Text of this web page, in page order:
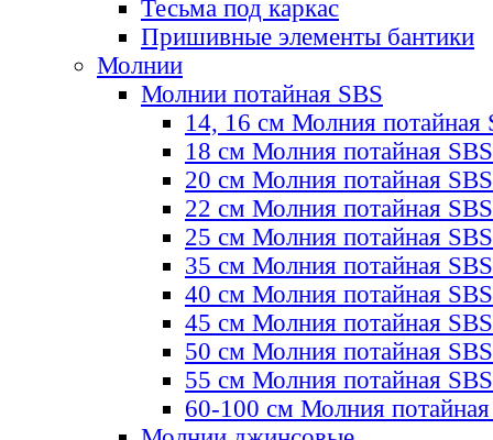
Тесьма под каркас
Пришивные элементы бантики
Молнии
Молнии потайная SBS
14, 16 см Молния потайная
18 см Молния потайная SBS
20 см Молния потайная SBS
22 см Молния потайная SBS
25 см Молния потайная SBS
35 см Молния потайная SBS
40 см Молния потайная SBS
45 см Молния потайная SBS
50 см Молния потайная SBS
55 см Молния потайная SBS
60-100 см Молния